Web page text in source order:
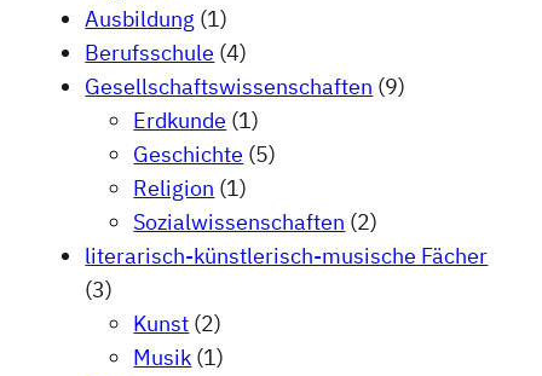
Ausbildung (1)
Berufsschule (4)
Gesellschaftswissenschaften (9)
Erdkunde (1)
Geschichte (5)
Religion (1)
Sozialwissenschaften (2)
literarisch-künstlerisch-musische Fächer
(3)
Kunst (2)
Musik (1)